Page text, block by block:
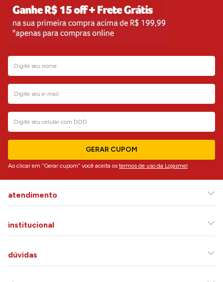
GERAR CUPOM
Ao clicar em “Gerar cupom” você aceita os termos de uso da Lojasmel
atendimento
institucional
dúvidas